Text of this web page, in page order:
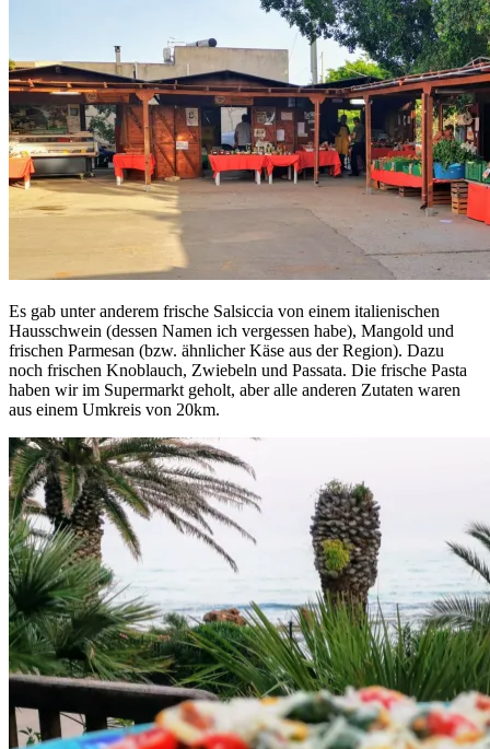
Es gab unter anderem frische Salsiccia von einem italienischen
Hausschwein (dessen Namen ich vergessen habe), Mangold und
frischen Parmesan (bzw. ähnlicher Käse aus der Region). Dazu
noch frischen Knoblauch, Zwiebeln und Passata. Die frische Pasta
haben wir im Supermarkt geholt, aber alle anderen Zutaten waren
aus einem Umkreis von 20km.